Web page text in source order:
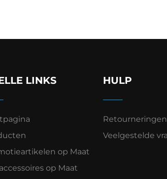
LINKS
op Maat
op Maat
HULP
Retourneringen
Veelgestelde